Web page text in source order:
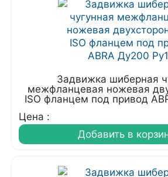
Задвижка шиберная
межфланцевая ножевая
ISO фланцем под привод
Цена :
Добавить в